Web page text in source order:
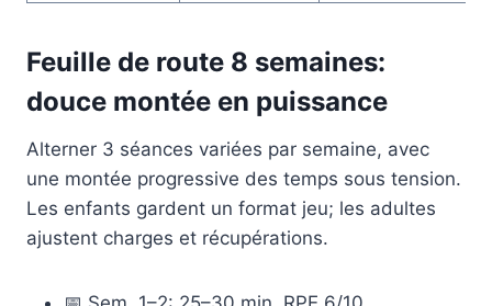
Feuille de route 8 semaines:
douce montée en puissance
Alterner 3 séances variées par semaine, avec
une montée progressive des temps sous tension.
Les enfants gardent un format jeu; les adultes
ajustent charges et récupérations.